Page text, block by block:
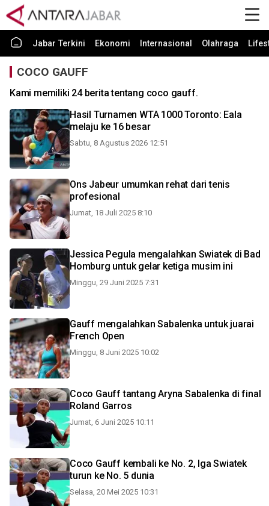
Jabar Terkini Ekonomi Internasional Olahraga
COCO GAUFF
Kami memiliki 24 berita tentang coco gauff.
Hasil Turnamen WTA 1000 Toronto: Eala
melaju ke 16 besar
Sabtu, 8 Agustus 2026 12:51
Ons Jabeur umumkan rehat dari tenis
profesional
Jumat, 18 Juli 2025 8:10
Jessica Pegula mengalahkan Swiatek di Bad
Homburg untuk gelar ketiga musim ini
Minggu, 29 Juni 2025 7:31
Gauff mengalahkan Sabalenka untuk juarai
French Open
Minggu, 8 Juni 2025 10:02
Coco Gauff tantang Aryna Sabalenka di final
Roland Garros
Jumat, 6 Juni 2025 10:11
Coco Gauff kembali ke No. 2, Iga Swiatek
turun ke No. 5 dunia
Selasa, 20 Mei 2025 10:31